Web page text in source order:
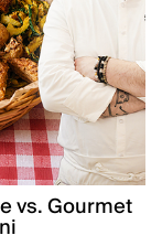
vs. Gourmet